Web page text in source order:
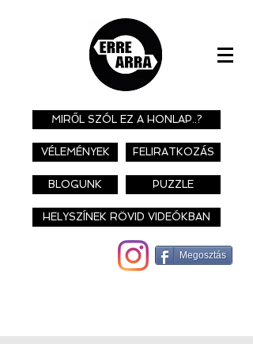
MIRŐL SZÓL EZ A HONLAP..?
VÉLEMÉNYEK FELIRATKOZÁS
BLOGUNK PUZZLE
HELYSZÍNEK RÖVID VIDEÓKBAN
Megosztás